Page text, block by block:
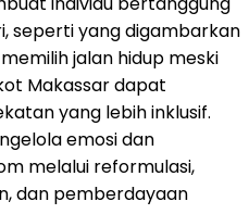
seperti yang digambarkan
jalan hidup meski
Makassar dapat
yang lebih inklusif.
emosi dan
melalui reformulasi,
dan pemberdayaan